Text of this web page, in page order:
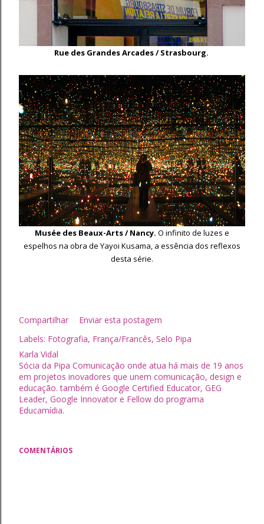
Rue des Grandes Arcades / Strasbourg.
Musée des Beaux-Arts / Nancy. O infinito de luzes e
espelhos na obra de Yayoi Kusama, a essência dos reflexos
desta série.
Compartilhar
Enviar esta postagem
Labels: Fotografia França/Francês Selo Pipa
Karla Vidal
Sócia da Pipa Comunicação onde atua há mais de 19 anos
em projetos inovadores que unem comunicação, design e
educação. também é Google Certified Educator, GEG
Leader, Google Innovator e Fellow do programa
Educamídia.
COMENTÁRIOS